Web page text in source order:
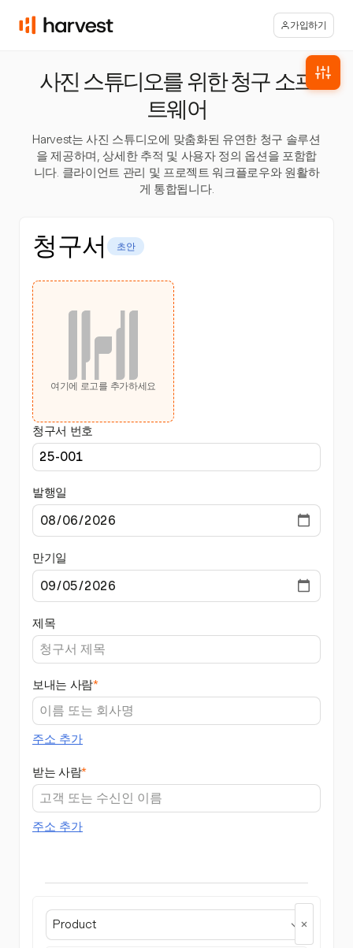
가입하기
사진 스튜디오를 위한 청구 소프
트웨어
Harvest는 사진 스튜디오에 맞춤화된 유연한 청구 솔루션
을 제공하며, 상세한 추적 및 사용자 정의 옵션을 포함합
니다. 클라이언트 관리 및 프로젝트 워크플로우와 원활하
게 통합됩니다.
청구서 초안
여기에 로고를 추가하세요
청구서 번호
발행일
만기일
제목
보내는 사람*
주소 추가
받는 사람*
주소 추가
Product